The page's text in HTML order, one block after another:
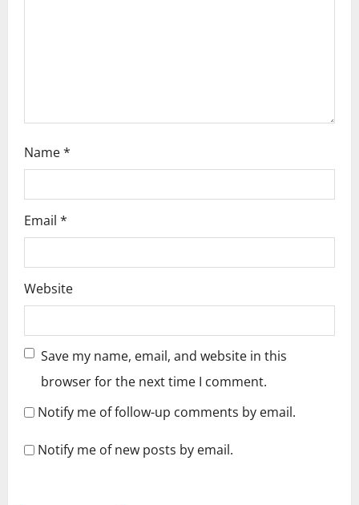
Name*
Email *
Website
Save my name, email, and website in this
browser for the next time I comment.
Notify me of follow-up comments by email.
Notify me of new posts by email.